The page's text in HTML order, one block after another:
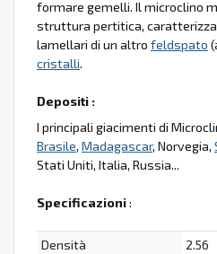
formare gemelli. Il microclino
struttura pertitica,
lamellari di un altro feldspato
cristalli.
Depositi :
I principali giacimenti di
Brasile, Madagascar, Norvegia,
Stati Uniti, Italia, Russia...
Specificazioni:
Densità
2.56